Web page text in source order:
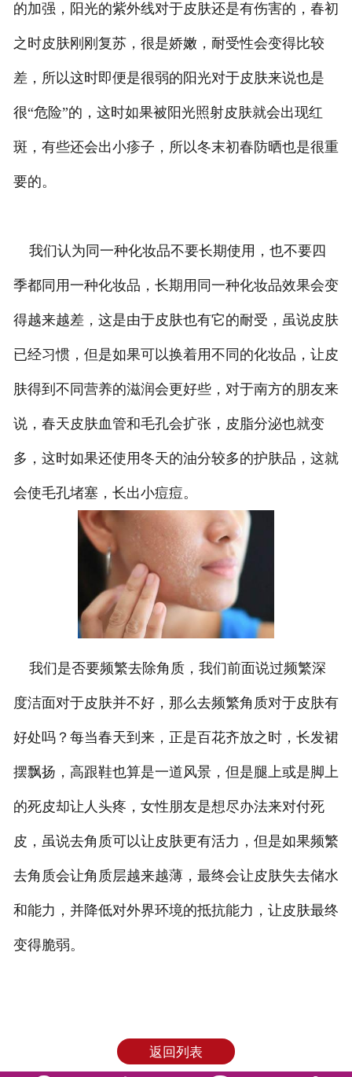
的加强，阳光的紫外线对于皮肤还是有伤害的，春初
之时皮肤刚刚复苏，很是娇嫩，耐受性会变得比较
差，所以这时即便是很弱的阳光对于皮肤来说也是
很“危险”的，这时如果被阳光照射皮肤就会出现红
斑，有些还会出小疹子，所以冬末初春防晒也是很重
要的。
我们认为同一种化妆品不要长期使用，也不要四
季都同用一种化妆品，长期用同一种化妆品效果会变
得越来越差，这是由于皮肤也有它的耐受，虽说皮肤
已经习惯，但是如果可以换着用不同的化妆品，让皮
肤得到不同营养的滋润会更好些，对于南方的朋友来
说，春天皮肤血管和毛孔会扩张，皮脂分泌也就变
多，这时如果还使用冬天的油分较多的护肤品，这就
会使毛孔堵塞，长出小痘痘。
我们是否要频繁去除角质，我们前面说过频繁深
度洁面对于皮肤并不好，那么去频繁角质对于皮肤有
好处吗？每当春天到来，正是百花齐放之时，长发裙
摆飘扬，高跟鞋也算是一道风景，但是腿上或是脚上
的死皮却让人头疼，女性朋友是想尽办法来对付死
皮，虽说去角质可以让皮肤更有活力，但是如果频繁
去角质会让角质层越来越薄，最终会让皮肤失去储水
和能力，并降低对外界环境的抵抗能力，让皮肤最终
变得脆弱。
返回列表